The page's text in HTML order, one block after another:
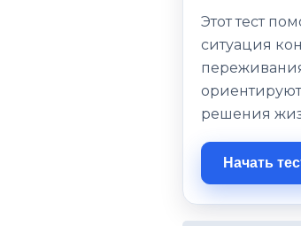
Этот тест
ситуация
решения
Начать